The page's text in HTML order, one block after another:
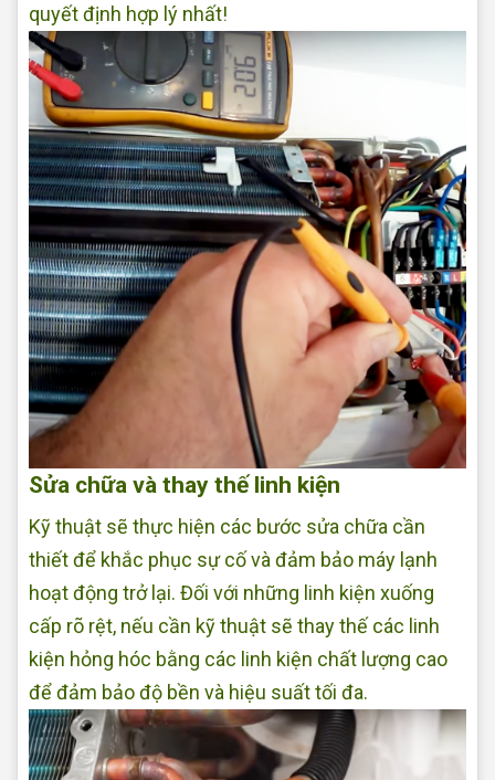
quyết định hợp lý nhất!
Sửa chữa và thay thế linh kiện
Kỹ thuật sẽ thực hiện các bước sửa chữa cần
thiết để khắc phục sự cố và đảm bảo máy lạnh
hoạt động trở lại. Đối với những linh kiện xuống
cấp rõ rệt, nếu cần kỹ thuật sẽ thay thế các linh
kiện hỏng hóc bằng các linh kiện chất lượng cao
để đảm bảo độ bền và hiệu suất tối đa.